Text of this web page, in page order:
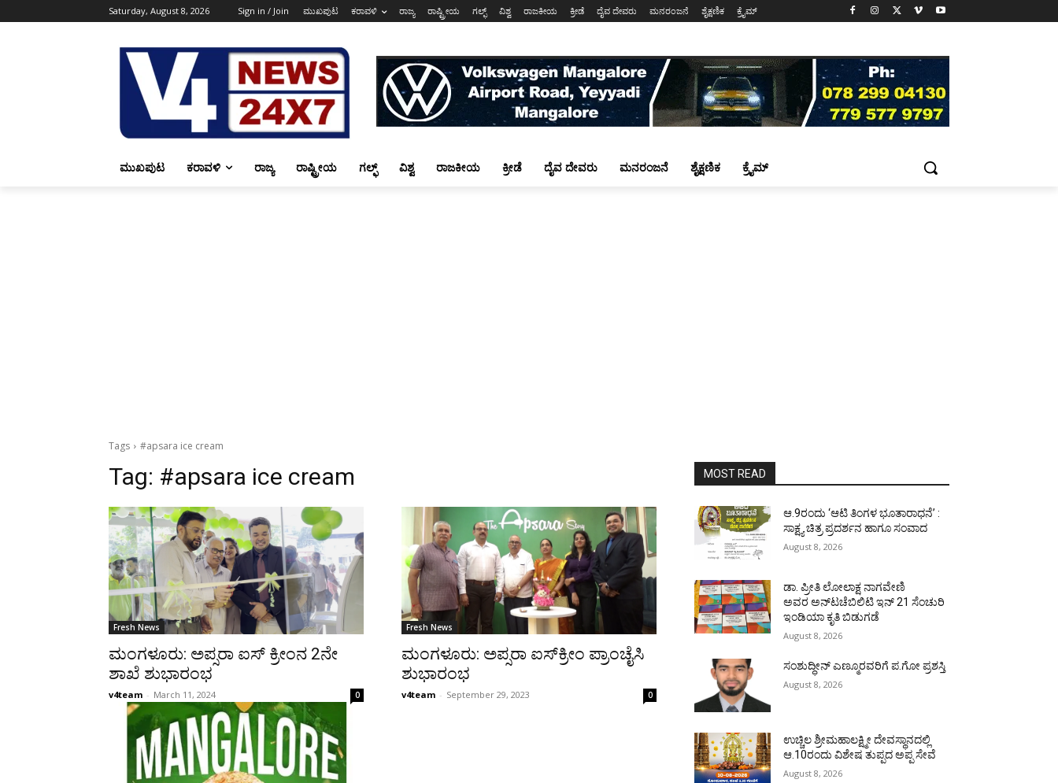
Saturday, August 8, 2026 Sign in / Join ಮುಖಪುಟ ಕರಾವಳಿ ರಾಜ್ಯ ರಾಷ್ಟ್ರೀಯ ಗಲ್ಫ್ ವಿಶ್ವ ರಾಜಕೀಯ ಕ್ರೀಡೆ ದೈವ ದೇವರು ಮನರಂಜನೆ ಶೈಕ್ಷಣಿಕ ಕ್ರೈಮ್
ಮುಖಪುಟ ಕರಾವಳಿ ರಾಜ್ಯ ರಾಷ್ಟ್ರೀಯ ಗಲ್ಫ್ ವಿಶ್ವ ರಾಜಕೀಯ ಕ್ರೀಡೆ ದೈವ ದೇವರು ಮನರಂಜನೆ ಶೈಕ್ಷಣಿಕ ಕ್ರೈಮ್
Tags #apsara ice cream
Tag: #apsara ice cream
Fresh News
ಮಂಗಳೂರು: ಅಪ್ಸರಾ ಐಸ್‌ ಕ್ರೀಂನ 2ನೇ
ಶಾಖೆ ಶುಭಾರಂಭ
v4team - March 11, 2024 0
Fresh News
ಮಂಗಳೂರು: ಅಪ್ಸರಾ ಐಸ್‍ಕ್ರೀಂ ಪ್ರಾಂಚೈಸಿ
ಶುಭಾರಂಭ
v4team - September 29, 2023 0
MOST READ
ಆ.9ರಂದು ‘ಆಟಿ ತಿಂಗಳ ಭೂತಾರಾಧನೆ’ :
ಸಾಕ್ಷ್ಯ ಚಿತ್ರ ಪ್ರದರ್ಶನ ಹಾಗೂ ಸಂವಾದ
August 8, 2026
ಡಾ. ಪ್ರೀತಿ ಲೋಲಾಕ್ಷ ನಾಗವೇಣಿ
ಅವರ ಅನ್‌ಟಚೆಬಿಲಿಟಿ ಇನ್ 21 ಸೆಂಚುರಿ
ಇಂಡಿಯಾ ಕೃತಿ ಬಿಡುಗಡೆ
August 8, 2026
ಸಂಶುದ್ಧೀನ್ ಎಣ್ಮೂರವರಿಗೆ ಪ.ಗೋ ಪ್ರಶಸ್ತಿ
August 8, 2026
ಉಚ್ಚಿಲ ಶ್ರೀಮಹಾಲಕ್ಷ್ಮೀ ದೇವಸ್ಥಾನದಲ್ಲಿ
ಆ.10ರಂದು ವಿಶೇಷ ತುಪ್ಪದ ಅಪ್ಪ ಸೇವೆ
August 8, 2026